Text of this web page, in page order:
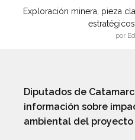
Exploración minera, pieza
por
Diputados de
información sobre
ambiental del proyecto